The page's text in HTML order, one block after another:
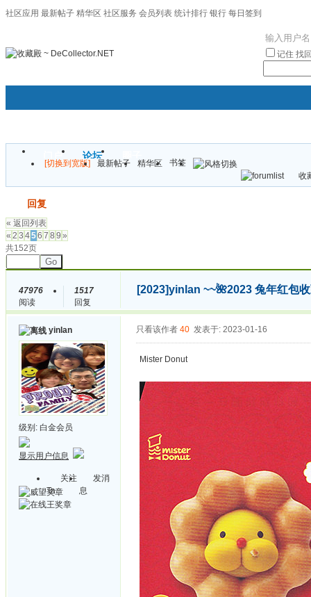
社区应用 最新帖子 精华区 社区服务 会员列表 统计排行 银行 每日签到
记住 找
门户 论坛
[切换到宽版] 最新帖子 精华区
书签
收
回复
« 返回列表
« 2 3 456 7 8 9 »
共152页
Go
47976
阅读
1517
回复
[2023]yinlan ~~🌺2023 兔年红包
yinlan
级别: 白金会员
显示用户信息
关注
Ta
发消
息
只看该作者 40 发表于: 2023-01-16
Mister Donut